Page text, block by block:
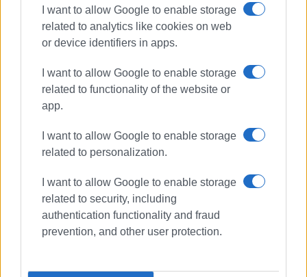
I want to allow Google to enable storage
related to analytics like cookies on web
or device identifiers in apps.
I want to allow Google to enable storage
related to functionality of the website or
app.
I want to allow Google to enable storage
related to personalization.
I want to allow Google to enable storage
related to security, including
authentication functionality and fraud
prevention, and other user protection.